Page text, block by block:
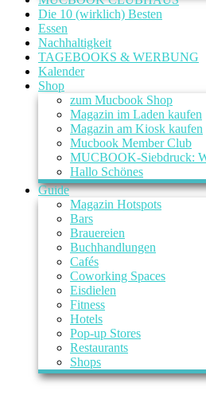
Die 10 (wirklich) Besten
Essen
Nachhaltigkeit
TAGEBOOKS & WERBUNG
Kalender
Shop
zum Mucbook Shop
Magazin im Laden kaufen
Magazin am Kiosk kaufen
Mucbook Member Club
MUCBOOK-Siebdruck:
Hallo Schönes
Guide
Magazin Hotspots
Bars
Brauereien
Buchhandlungen
Cafés
Coworking Spaces
Eisdielen
Fitness
Hotels
Pop-up Stores
Restaurants
Shops